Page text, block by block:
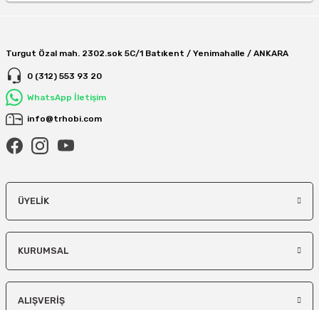
Turgut Özal mah. 2302.sok 5C/1 Batıkent / Yenimahalle / ANKARA
0 (312) 553 93 20
WhatsApp İletişim
info@trhobi.com
ÜYELIK
KURUMSAL
ALIŞVERIŞ